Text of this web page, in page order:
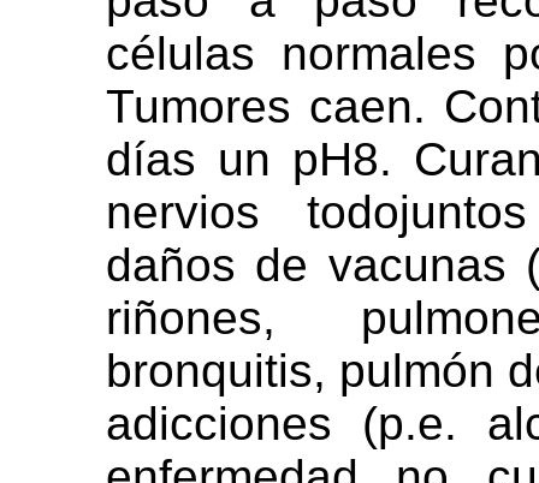
células normales
Tumores caen.
días un pH8.
nervios
daños de vacunas
riñones,
bronquitis, pulmón
adicciones (p.e.